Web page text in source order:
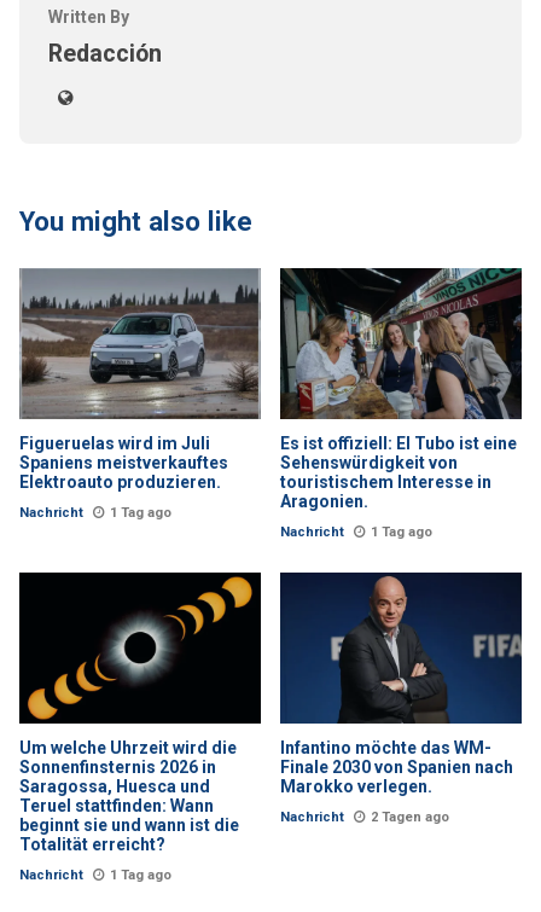
Written By
Redacción
You might also like
Figueruelas wird im Juli
Spaniens meistverkauftes
Elektroauto produzieren.
Nachricht 1 Tag ago
Es ist offiziell: El Tubo ist eine
Sehenswürdigkeit von
touristischem Interesse in
Aragonien.
Nachricht 1 Tag ago
Um welche Uhrzeit wird die
Sonnenfinsternis 2026 in
Saragossa, Huesca und
Teruel stattfinden: Wann
beginnt sie und wann ist die
Totalität erreicht?
Nachricht 1 Tag ago
Infantino möchte das WM-
Finale 2030 von Spanien nach
Marokko verlegen.
Nachricht 2 Tagen ago